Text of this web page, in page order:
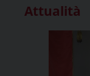
Attualità